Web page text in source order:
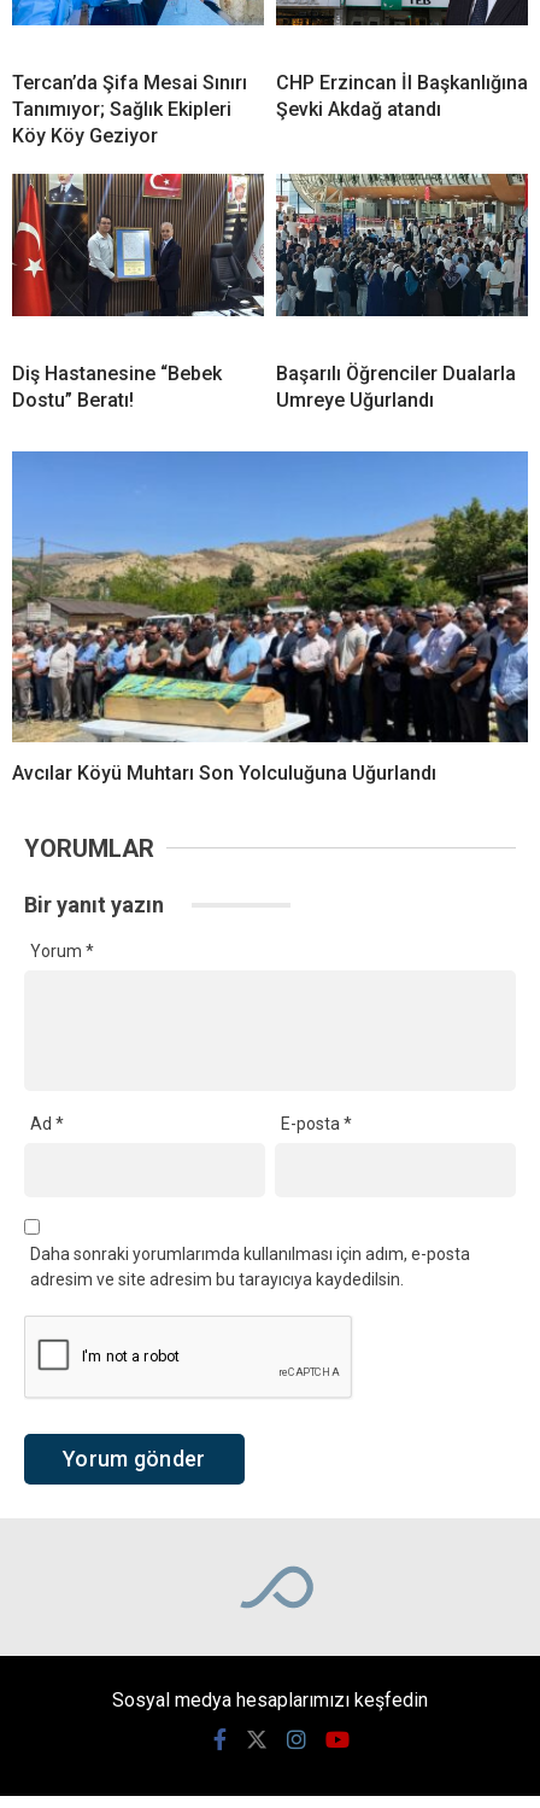
Tercan’da Şifa Mesai Sınırı
Tanımıyor; Sağlık Ekipleri
Köy Köy Geziyor
CHP Erzincan İl Başkanlığına
Şevki Akdağ atandı
Diş Hastanesine “Bebek
Dostu” Beratı!
Başarılı Öğrenciler Dualarla
Umreye Uğurlandı
Avcılar Köyü Muhtarı Son Yolculuğuna Uğurlandı
YORUMLAR
Bir yanıt yazın
Yorum *
Ad * E-posta*
Daha sonraki yorumlarımda kullanılması için adım, e-posta
adresim ve site adresim bu tarayıcıya kaydedilsin.
Sosyal medya hesaplarımızı keşfedin